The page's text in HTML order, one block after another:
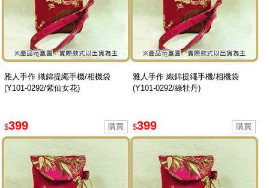
雅人手作 織錦提繩手機/相機袋
(Y101-0292/紫仙女花)
$399
雅人手作 織錦提繩手機/相機袋
(Y101-0292/綠牡丹)
$399